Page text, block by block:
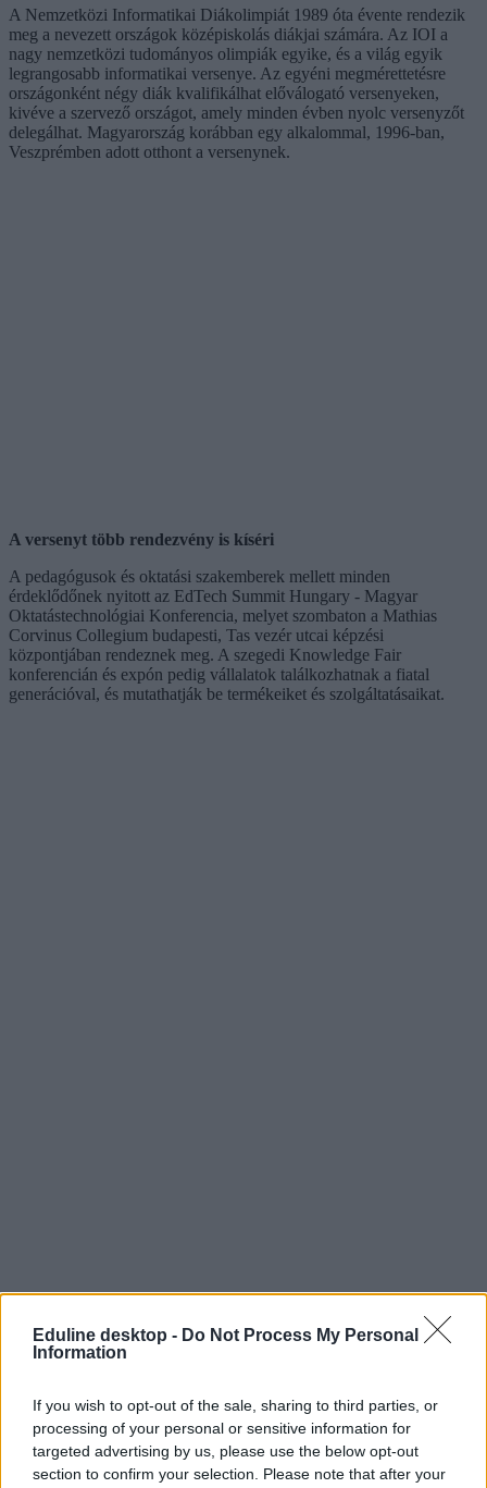
Eduline desktop - Do Not Process My Personal
Information
If you wish to opt-out of the sale, sharing to third parties, or
processing of your personal or sensitive information for
targeted advertising by us, please use the below opt-out
section to confirm your selection. Please note that after your
A Nemzetközi Informatikai Diákolimpiát 1989 óta évente rendezik
meg a nevezett országok középiskolás diákjai számára. Az IOI a
nagy nemzetközi tudományos olimpiák egyike, és a világ egyik
legrangosabb informatikai versenye. Az egyéni megmérettetésre
országonként négy diák kvalifikálhat előválogató versenyeken,
kivéve a szervező országot, amely minden évben nyolc versenyzőt
delegálhat. Magyarország korábban egy alkalommal, 1996-ban,
Veszprémben adott otthont a versenynek.
A versenyt több rendezvény is kíséri
A pedagógusok és oktatási szakemberek mellett minden
érdeklődőnek nyitott az EdTech Summit Hungary - Magyar
Oktatástechnológiai Konferencia, melyet szombaton a Mathias
Corvinus Collegium budapesti, Tas vezér utcai képzési
központjában rendeznek meg. A szegedi Knowledge Fair
konferencián és expón pedig vállalatok találkozhatnak a fiatal
generációval, és mutathatják be termékeiket és szolgáltatásaikat.